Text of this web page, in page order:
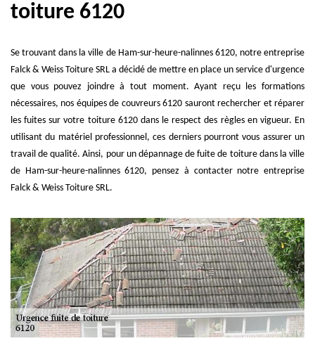
toiture 6120
Se trouvant dans la ville de Ham-sur-heure-nalinnes 6120, notre entreprise
Falck & Weiss Toiture SRL a décidé de mettre en place un service d'urgence
que vous pouvez joindre à tout moment. Ayant reçu les formations
nécessaires, nos équipes de couvreurs 6120 sauront rechercher et réparer
les fuites sur votre toiture 6120 dans le respect des règles en vigueur. En
utilisant du matériel professionnel, ces derniers pourront vous assurer un
travail de qualité. Ainsi, pour un dépannage de fuite de toiture dans la ville
de Ham-sur-heure-nalinnes 6120, pensez à contacter notre entreprise
Falck & Weiss Toiture SRL.